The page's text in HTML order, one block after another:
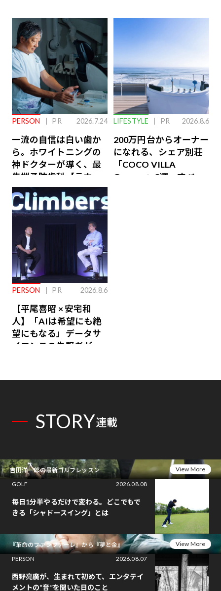
PERSON PR 2026.7.24
一流の自信は白い歯か
ら。ホワイトニングの
神ドクターが導く、最
先端予防歯科【ラウン
ジ会員特典あり】
LIFESTYLE PR 2026.8.6
200万円台からオーナー
になれる、シェア別荘
「COCO VILLA
Owners」3選。すべて
PERSON PR 2026.8.6
【平尾喜昭 × 安宅和
人】「AIは希望にも絶
望にもなる」データサ
イエンスの先駆者が語
STORY連載
吉田洋一郎の最新ゴルフレッスン
View More
GOLF
2026.08.08
毎日1分半やるだけで変わる。どこでもで
きる「シャドースイング」とは
『革命のファンファーレ』から『夢と金』
View More
PERSON
2026.08.07
西野亮廣が、生まれて初めて、エンタテイ
メントの“音”を聞いた日のこと